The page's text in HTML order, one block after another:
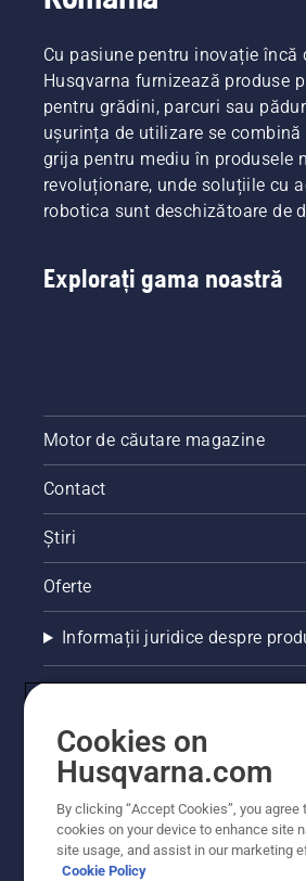
Cu pasiune pentru inovație încă
Husqvarna furnizează produse
pentru grădini, parcuri sau
ușurința de utilizare se
grija pentru mediu în produsele
revoluționare, unde soluțiile cu
robotica sunt deschizătoare de
Explorați gama noastră
Motor de căutare magazine
Contact
Știri
Oferte
Informații juridice despre
Cookies on
Husqvarna.com
By clicking “Accept Cookies”, you
cookies on your device to enhance site
site usage, and assist in our marketing
Cookie Policy